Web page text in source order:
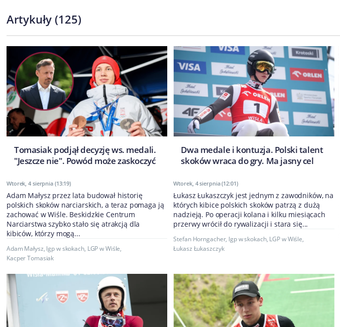
Artykuły (125)
Tomasiak podjął decyzję ws. medali.
"Jeszcze nie". Powód może zaskoczyć
Wtorek, 4 sierpnia (13:19)
Adam Małysz przez lata budował historię
polskich skoków narciarskich, a teraz pomaga ją
zachować w Wiśle. Beskidzkie Centrum
Narciarstwa szybko stało się atrakcją dla
kibiców, którzy mogą...
Adam Małysz, lgp w skokach, LGP w Wiśle,
Kacper Tomasiak
Dwa medale i kontuzja. Polski talent
skoków wraca do gry. Ma jasny cel
Wtorek, 4 sierpnia (12:01)
Łukasz Łukaszczyk jest jednym z zawodników, na
których kibice polskich skoków patrzą z dużą
nadzieją. Po operacji kolana i kilku miesiącach
przerwy wrócił do rywalizacji i stara się...
Stefan Horngacher, lgp w skokach, LGP w Wiśle,
Łukasz Łukaszczyk